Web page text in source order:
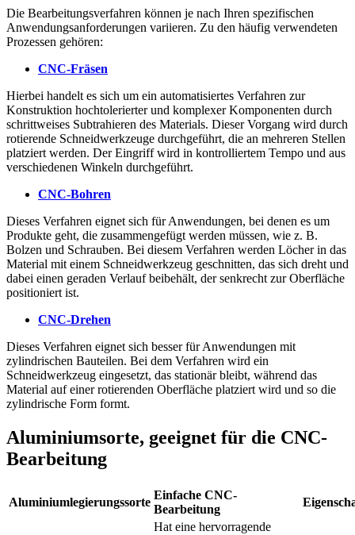
Die Bearbeitungsverfahren können je nach Ihren spezifischen
Anwendungsanforderungen variieren. Zu den häufig verwendeten
Prozessen gehören:
CNC-Fräsen
Hierbei handelt es sich um ein automatisiertes Verfahren zur
Konstruktion hochtolerierter und komplexer Komponenten durch
schrittweises Subtrahieren des Materials. Dieser Vorgang wird durch
rotierende Schneidwerkzeuge durchgeführt, die an mehreren Stellen
platziert werden. Der Eingriff wird in kontrolliertem Tempo und aus
verschiedenen Winkeln durchgeführt.
CNC-Bohren
Dieses Verfahren eignet sich für Anwendungen, bei denen es um
Produkte geht, die zusammengefügt werden müssen, wie z. B.
Bolzen und Schrauben. Bei diesem Verfahren werden Löcher in das
Material mit einem Schneidwerkzeug geschnitten, das sich dreht und
dabei einen geraden Verlauf beibehält, der senkrecht zur Oberfläche
positioniert ist.
CNC-Drehen
Dieses Verfahren eignet sich besser für Anwendungen mit
zylindrischen Bauteilen. Bei dem Verfahren wird ein
Schneidwerkzeug eingesetzt, das stationär bleibt, während das
Material auf einer rotierenden Oberfläche platziert wird und so die
zylindrische Form formt.
Aluminiumsorte, geeignet für die CNC-
Bearbeitung
Aluminiumlegierungssorte
Einfache CNC-
Bearbeitung
Hat eine hervorragende